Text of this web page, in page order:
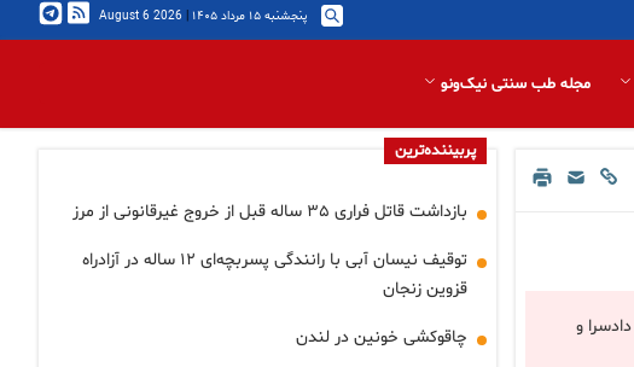
پنجشنبه ۱۵ مرداد ۱۴۰۵ |
2026 August 6
مجله طب سنتی نیک‌ونو
و
پربیننده‌ترین
بازداشت قاتل فراری ۳۵ ساله قبل از خروج غیرقانونی از مرز
توقیف نیسان آبی با رانندگی پسربچه‌ای ۱۲ ساله در آزادراه
قزوین زنجان
چاقوکشی خونین در لندن